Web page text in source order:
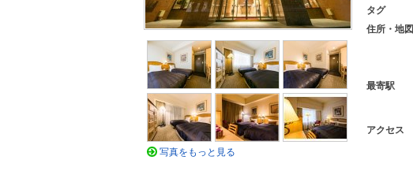
タグ
住所・地図
最寄駅
アクセス
写真をもっと見る